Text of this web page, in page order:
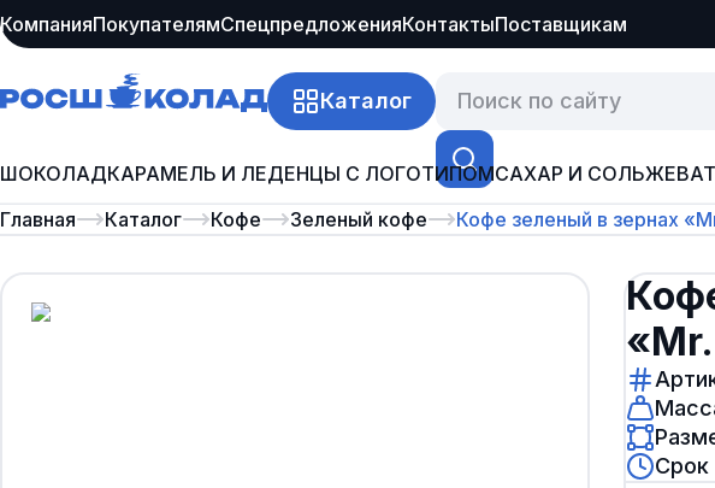
КомпанияПокупателямСпецпредложенияКонтактыПоставщикам
Каталог
ШОКОЛАДКАРАМЕЛЬ И ЛЕДЕНЦЫ С ЛОГОТИПОМСАХАР И СОЛЬ
Главная
Каталог Кофе Зеленый кофе Кофе зеленый в зернах
Срок